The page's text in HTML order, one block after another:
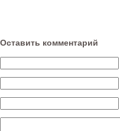
Оставить комментарий